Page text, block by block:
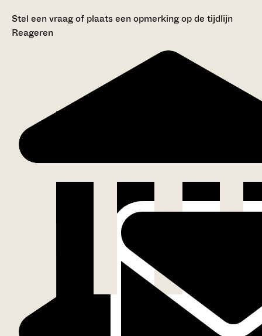
Stel een vraag of plaats een opmerking op de tijdlijn
Reageren